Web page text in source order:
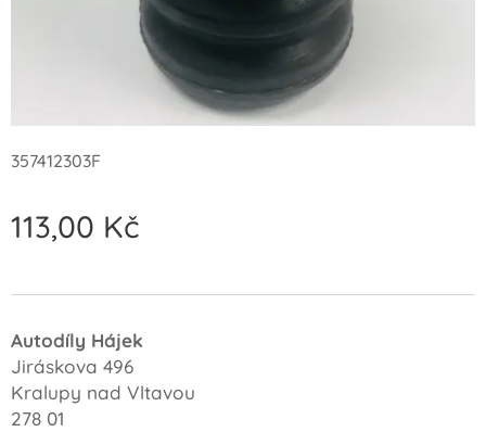
357412303F
113,00 Kč
Autodíly Hájek
Jiráskova 496
Kralupy nad Vltavou
278 01